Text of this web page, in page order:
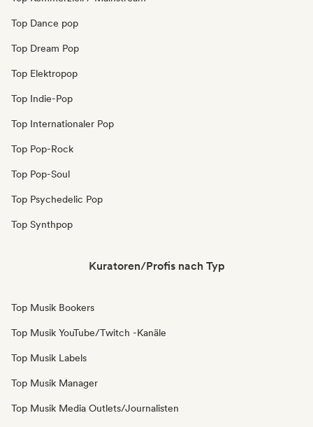
Top Dance pop
Top Dream Pop
Top Elektropop
Top Indie-Pop
Top Internationaler Pop
Top Pop-Rock
Top Pop-Soul
Top Psychedelic Pop
Top Synthpop
Kuratoren/Profis nach Typ
Top Musik Bookers
Top Musik YouTube/Twitch -Kanäle
Top Musik Labels
Top Musik Manager
Top Musik Media Outlets/Journalisten